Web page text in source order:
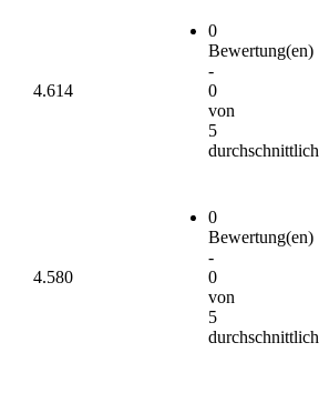
4.614
0
Bewertung(en)
-
0
von
5
durchschnittlich
4.580
0
Bewertung(en)
-
0
von
5
durchschnittlich